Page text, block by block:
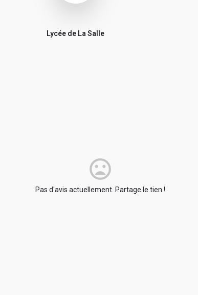
Lycée de La Salle
Pas d'avis actuellement. Partage le tien !